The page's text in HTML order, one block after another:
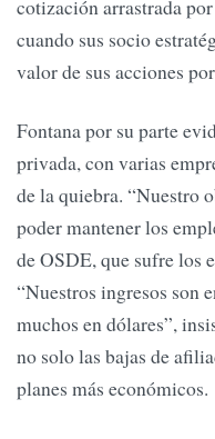
cotización arrastrada
cuando sus socio
valor de sus acciones
Fontana por su parte
privada, con varias
de la quiebra. “Nuestro
poder mantener los
de OSDE, que sufre los
“Nuestros ingresos son
muchos en dólares”,
no solo las bajas de
planes más económicos.